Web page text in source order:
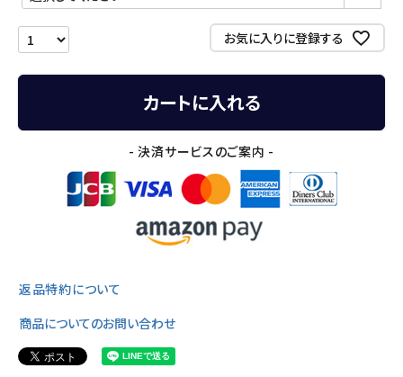
お気に入りに登録する
カートに入れる
- 決済サービスのご案内 -
返品特約について
商品についてのお問い合わせ